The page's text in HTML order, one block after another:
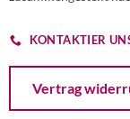
KONTAKTIER
Vertrag